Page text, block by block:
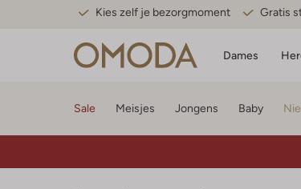
Kies zelf je bezorgmoment Gratis
Dames
Sale Meisjes Jongens Baby